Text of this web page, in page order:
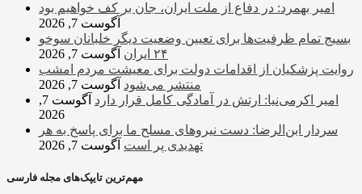
امیر بهمرد: در دفاع از ملت ایران، جان بر کف خواهیم بود
آگوست 7, 2026
بسیج تمام ظرفیت‌ها برای تعیین وضعیت دیگر خلبانان سوخو
۲۴ ایران
آگوست 7, 2026
روایت پزشکیان از اقدامات دولت برای معیشت مردم امشب
منتشر می‌شود آگوست 7, 2026
امیر اکرمی‌نیا: ارتش در آمادگی کامل قرار دارد
آگوست 7,
2026
سردار ابن‌الرضا: دست نیروهای مسلح ما برای پاسخ به هر
تهدیدی پر است آگوست 7, 2026
مهم‌ترین تایپک‌های مجله فارسی